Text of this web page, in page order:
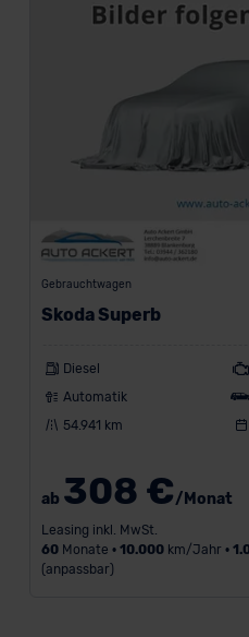
Gebrauchtwagen
Skoda Superb
Diesel
Automatik
54.941 km
ab 308 €/Monat
Leasing inkl. MwSt.
60Monate • 10.000km/Jahr •
(anpassbar)